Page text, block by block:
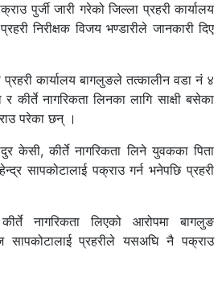
पुर्जी जारी गरेको जिल्ला प्रहरी कार्यालय
निरीक्षक विजय भण्डारीले जानकारी दिए
प्रहरी कार्यालय बागलुङले तत्कालीन वडा नं ४
कीर्ते नागरिकता लिनका लागि साक्षी बसेका
परेका छन् ।
केसी, कीर्ते नागरिकता लिने युवकका पिता
सापकोटालाई पक्राउ गर्न भनेपछि प्रहरी
नागरिकता लिएको आरोपमा बागलुङ
सापकोटालाई प्रहरीले यसअघि नै पक्राउ